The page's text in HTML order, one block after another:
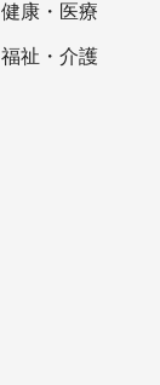
健康・医療
福祉・介護